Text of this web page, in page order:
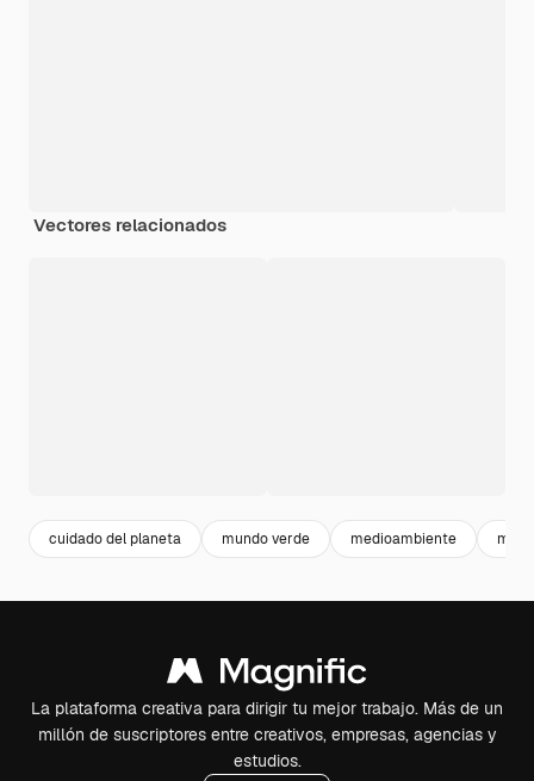
Vectores relacionados
cuidado del planeta mundo verde medioambiente
La plataforma creativa para dirigir tu mejor trabajo. Más de un
millón de suscriptores entre creativos, empresas, agencias y
estudios.